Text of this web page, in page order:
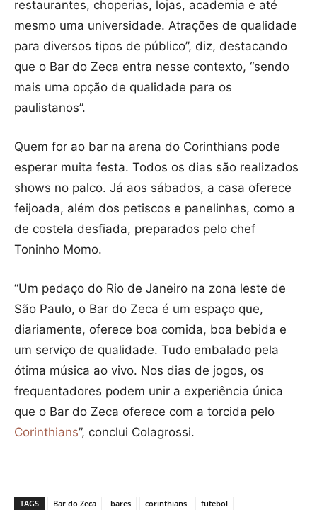
restaurantes, choperias, lojas, academia e até
mesmo uma universidade. Atrações de qualidade
para diversos tipos de público”, diz, destacando
que o Bar do Zeca entra nesse contexto, “sendo
mais uma opção de qualidade para os
paulistanos”.
Quem for ao bar na arena do Corinthians pode
esperar muita festa. Todos os dias são realizados
shows no palco. Já aos sábados, a casa oferece
feijoada, além dos petiscos e panelinhas, como a
de costela desfiada, preparados pelo chef
Toninho Momo.
“Um pedaço do Rio de Janeiro na zona leste de
São Paulo, o Bar do Zeca é um espaço que,
diariamente, oferece boa comida, boa bebida e
um serviço de qualidade. Tudo embalado pela
ótima música ao vivo. Nos dias de jogos, os
frequentadores podem unir a experiência única
que o Bar do Zeca oferece com a torcida pelo
Corinthians”, conclui Colagrossi.
TAGS Bar do Zeca bares corinthians futebol